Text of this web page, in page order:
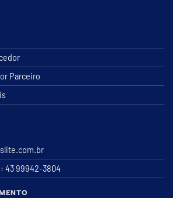
Parceiro
: 43 99942-3804